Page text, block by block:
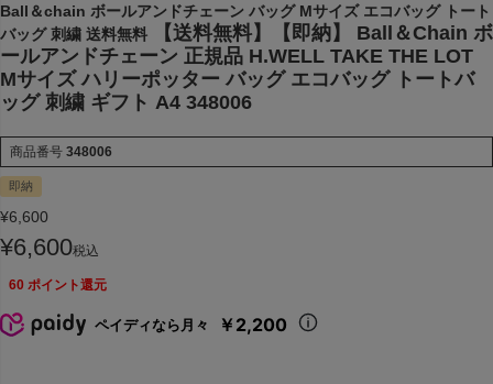
Ball＆chain ボールアンドチェーン バッグ Mサイズ エコバッグ トート
バッグ 刺繍 送料無料
【送料無料】【即納】 Ball＆Chain ボ
ールアンドチェーン 正規品 H.WELL TAKE THE LOT
Mサイズ ハリーポッター バッグ エコバッグ トートバ
ッグ 刺繍 ギフト A4 348006
商品番号 348006
即納
¥6,600
¥6,600税込
60 ポイント還元
ペイディなら月々 ￥2,200